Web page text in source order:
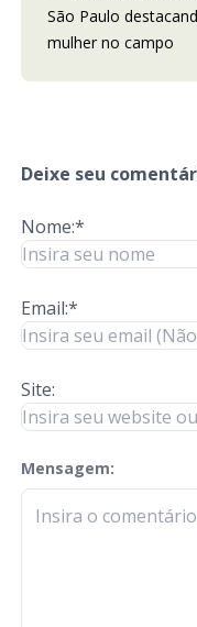
São Paulo
mulher no campo
Deixe seu
Nome:*
Email:*
Site:
Mensagem:
check-terms